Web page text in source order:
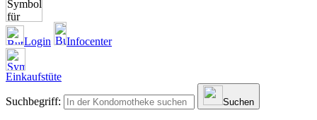
Login Infocenter
Einkaufstüte
Suchbegriff: Suchen